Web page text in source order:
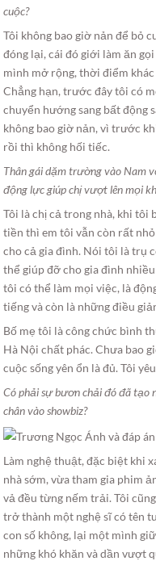
cuộc?
Tôi không bao giờ nản để bỏ
đóng lại, cái đó giới làm ăn
mình mở rộng, thời điểm
Chẳng hạn, trước đây tôi có
chuyển hướng sang bất động
không bao giờ nản, vì trước
rồi thì không hối tiếc.
Thân gái dặm trường vào Nam
động lực giúp chị vượt lên mọi
Tôi là chị cả trong nhà, khi tôi
tiền thì em tôi vẫn còn rất
cho cả gia đình. Nói tôi là trụ
thể giúp đỡ cho gia đình
tôi có thể làm mọi việc, là
tiếng và còn là những điều
Bố mẹ tôi là công chức bình
Hà Nội chất phác. Chưa bao
cuộc sống yên ổn là đủ. Tôi
Có phải sự bươn chải đó đã tạo
chân vào showbiz?
Làm nghệ thuật, đặc biệt khi
nhà sớm, vừa tham gia phim
vả đều từng nếm trải. Tôi
trở thành một nghệ sĩ có tên
con số không, lại một mình
những khó khăn và dần vượt